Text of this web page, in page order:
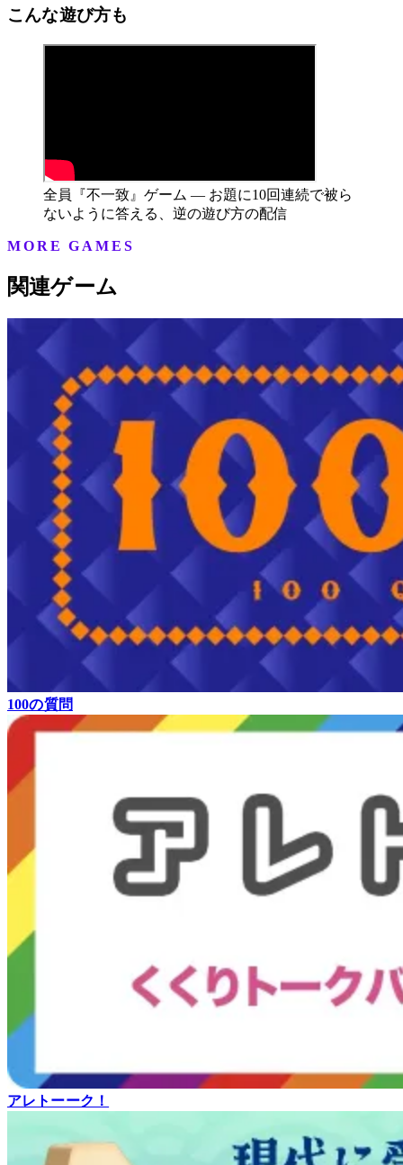
こんな遊び方も
全員『不一致』ゲーム — お題に10回連続で被ら
ないように答える、逆の遊び方の配信
MORE GAMES
関連ゲーム
100の質問
アレトーーク！